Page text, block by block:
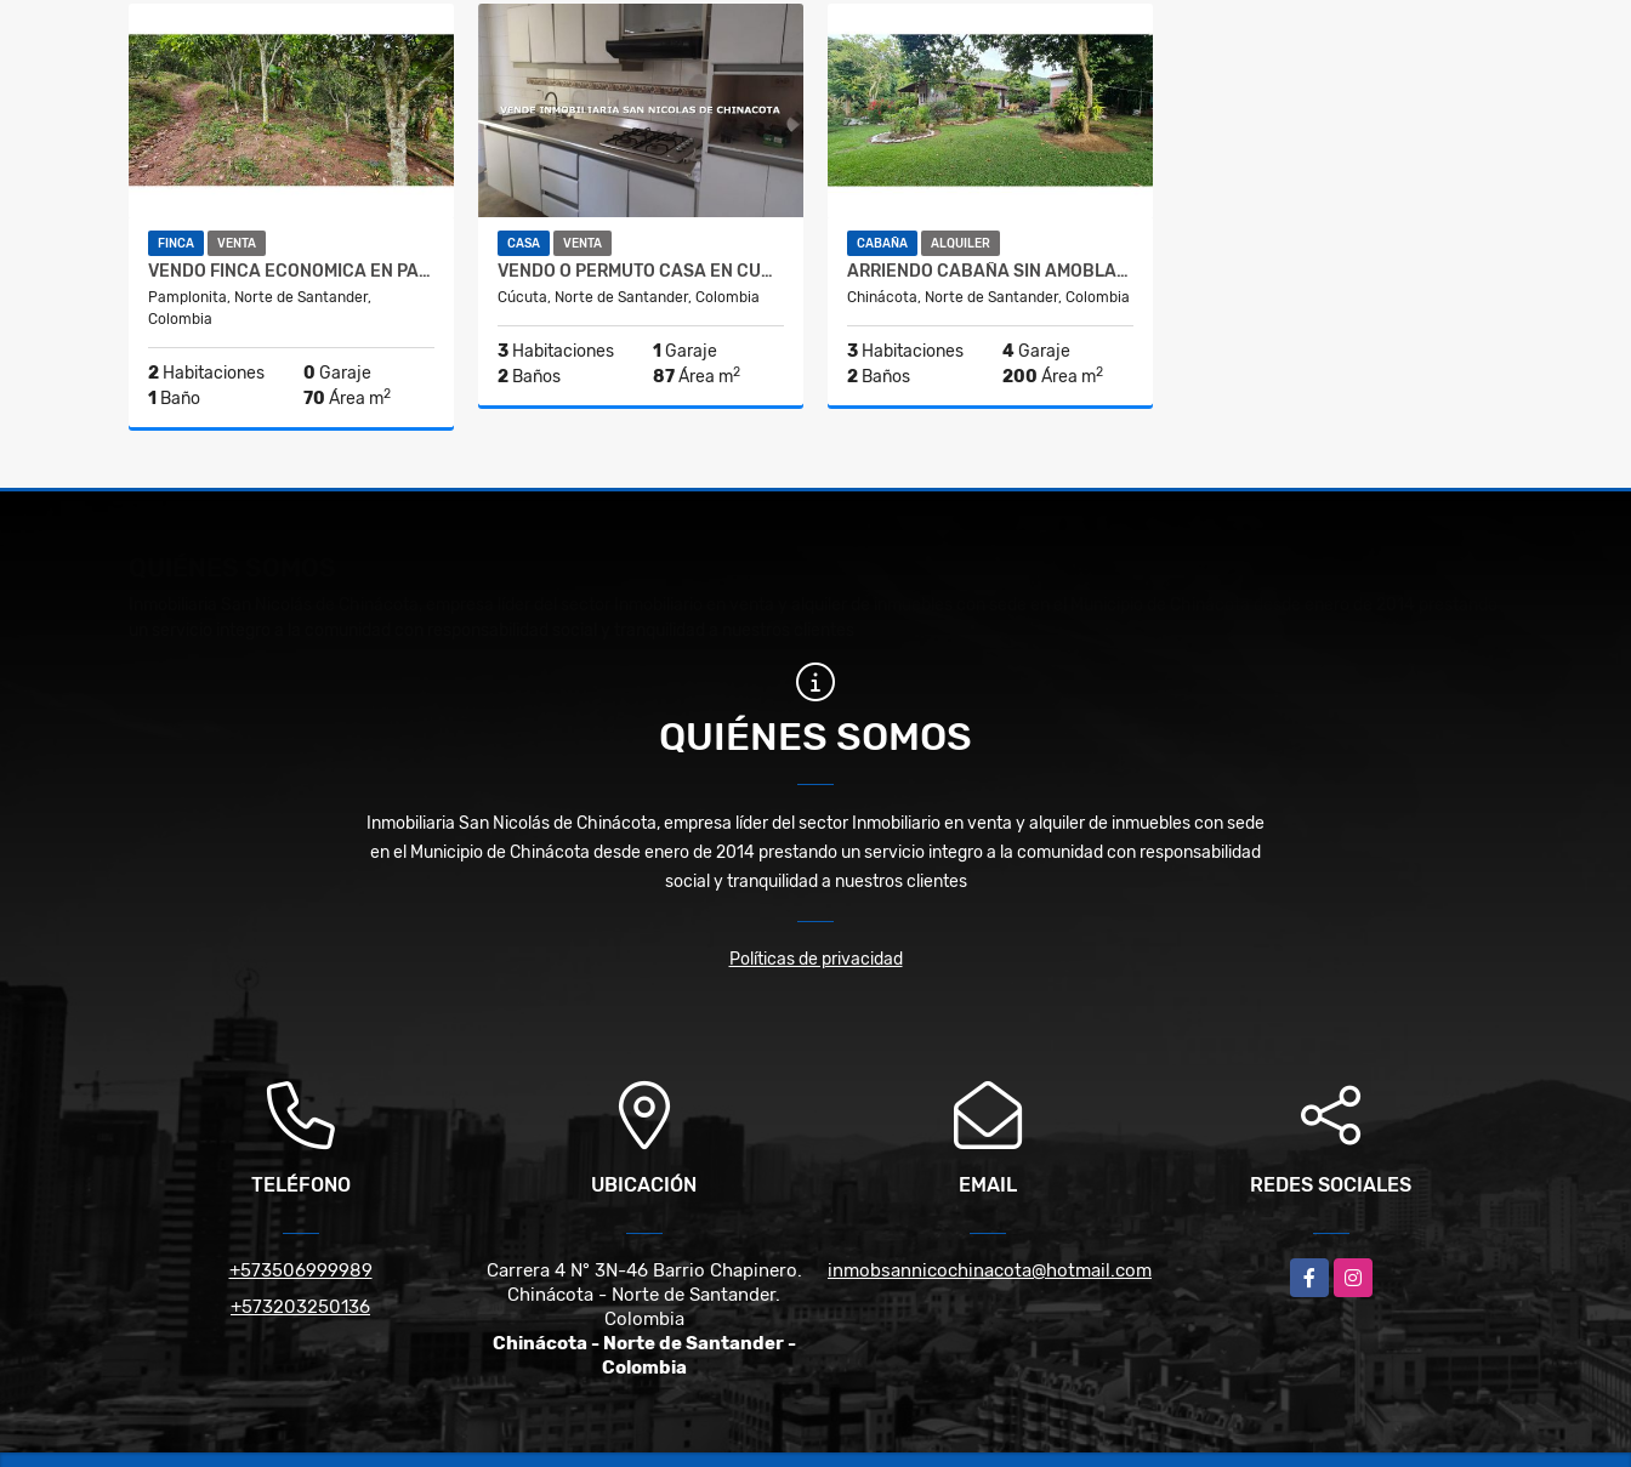
Venta
$160.000.000
FINCA VENTA
VENDO FINCA ECONOMICA EN PAMPLONITA
Pamplonita, Norte de Santander,
Colombia
2 Habitaciones 0 Garaje
1 Baño 70 Área m2
$220.000.000
CASA VENTA
VENDO O PERMUTO CASA EN CUCUTA
Cúcuta, Norte de Santander, Colombia
3 Habitaciones 1 Garaje
2 Baños 87Área m2
CABAÑA ALQUILER
ARRIENDO CABAÑA SIN AMOBLAR POR MESES EN CHINACOTA
Chinácota, Norte de Santander, Colombia
3 Habitaciones 4Garaje
2 Baños 200 Área m2
QUIÉNES SOMOS
Inmobiliaria San Nicolás de Chinácota, empresa líder del sector Inmobiliario en venta y alquiler de inmuebles con sede
en el Municipio de Chinácota desde enero de 2014 prestando un servicio integro a la comunidad con responsabilidad
social y tranquilidad a nuestros clientes
Políticas de privacidad
TELÉFONO
+573506999989
+573203250136
UBICACIÓN
Carrera 4 N° 3N-46 Barrio Chapinero.
Chinácota - Norte de Santander.
Colombia
Chinácota - Norte de Santander -
Colombia
EMAIL
inmobsannicochinacota@hotmail.com
REDES SOCIALES
FacebookInstagram